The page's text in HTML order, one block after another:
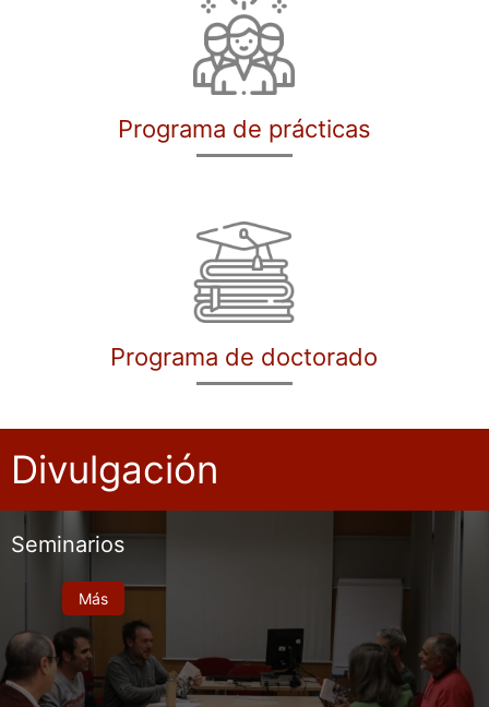
Programa de prácticas
Programa de doctorado
Divulgación
Seminarios
Más